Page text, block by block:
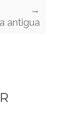
→
antigua